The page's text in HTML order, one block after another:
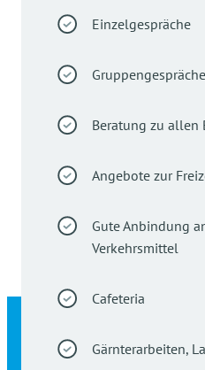
Einzelgespräche
Gruppengespräche
Beratung zu allen
Angebote zur
Gute Anbindung
Verkehrsmittel
Cafeteria
Gärnterarbeiten,